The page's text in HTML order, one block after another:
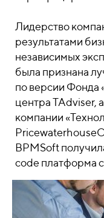
Лидерство
результатами
независимых
была признана
по версии Фонда
центра TAdviser,
компании
BPMSoft
code платформа